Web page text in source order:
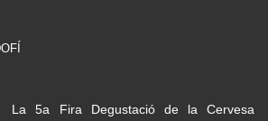
La 5a Fira Degustació de la Cervesa